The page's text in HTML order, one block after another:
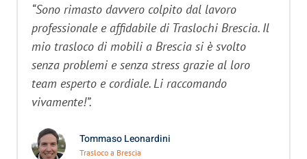
“Sono rimasto davvero colpito dal lavoro
professionale e affidabile di Traslochi Brescia. Il
mio trasloco di mobili a Brescia si è svolto
senza problemi e senza stress grazie al loro
team esperto e cordiale. Li raccomando
vivamente!”.
Tommaso Leonardini
Trasloco a Brescia